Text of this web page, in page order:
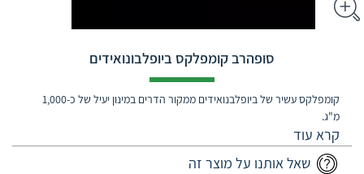
סופהרב קומפלקס ביופלבונואידים
קומפלקס עשיר של ביופלבנואידים ממקור הדרים במינון יעיל של כ-1,000
מ"ג.
שאל אותנו על מוצר זה